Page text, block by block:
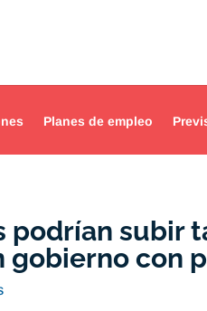
Planes de empleo
podrían subir
gobierno con